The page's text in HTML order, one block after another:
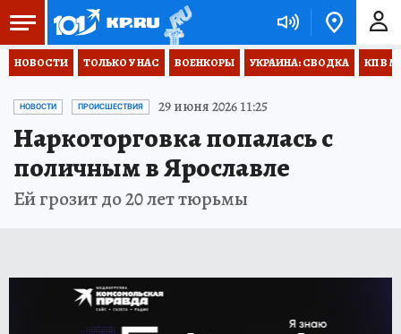
НОВОСТИ ТОЛЬКО У НАС ВОЕНКОРЫ УКРАИНА: СВОДКА КП В
НОВОСТИ ПРОИСШЕСТВИЯ 29 июня 2026 11:25
Наркоторговка попалась с
поличным в Ярославле
Ей грозит до 20 лет тюрьмы